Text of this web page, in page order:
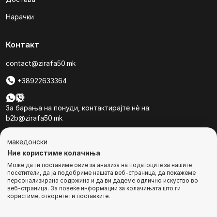
Нарачки
Контакт
contact@zirafa50.mk
+38922633364
За барања на понуди, контактирајте нѐ на:
b2b@zirafa50.mk
© Сите права се задржани
македонски
Ние користиме колачиња
Може да ги поставиме овие за анализа на податоците за нашите
посетители, да ја подобриме нашата веб-страница, да покажеме
персонализирана содржина и да ви дадеме одлично искуство во
веб-страница. За повеќе информации за колачињата што ги
користиме, отворете ги поставките.